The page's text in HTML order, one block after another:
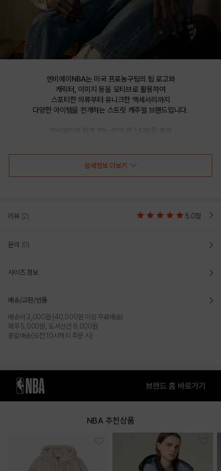
엔비에이NBA는 미국 프로농구팀의 팀 로고와
캐릭터, 이미지 등을 모티브로 활용하여
스포티한 의류부터 유니크한 액세서리까지
다양한 아이템을 전개하는 스트릿 캐주얼 브랜드입니다.
편안하게 착장가능
나일론 소재를 사용하여 가볍게 착장이 가능한 블록 바람막이 점퍼
소매와 밑단에 밴드를 작업하여 착장 시 소매와 밑단을 잡어주어 편안하게
착장이 가능함
가슴에 와펜을 작업하여 포인트를 준 스타일
소프트한 터치감의 나일론소재를 사용하여 가볍고 편안한 착용감을
제공하여 간절 착장에 용이함
상세정보 더보기
리뷰 (2) 5.0점
문의 (0)
사이즈 정보
배송/교환/반품
배송비 3,000원 (40,000원 이상 무료배송)
제주 5,000원, 도서산간 8,000원
총알배송(오전 10시까지 주문 시)
NBA 추천상품